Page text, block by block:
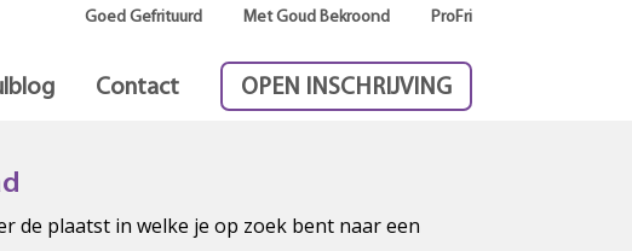
Goed Gefrituurd Met Goud Bekroond ProFri
Contact OPEN INSCHRIJVING
de plaatst in welke je op zoek bent naar een